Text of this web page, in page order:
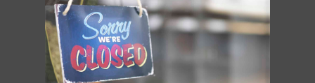
Ajouter au panier